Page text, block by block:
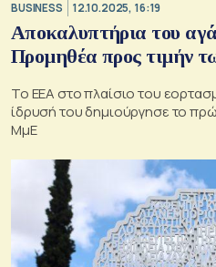
BUSINESS 12.10.2025, 16:19
Αποκαλυπτήρια του
Προμηθέα προς τιμήν
To EEA στο πλαίσιο του
ίδρυσή του δημιούργησε το
ΜμΕ